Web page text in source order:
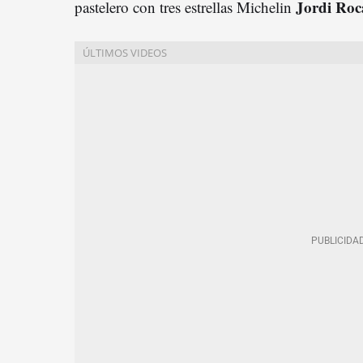
pastelero con tres estrellas Michelin Jordi